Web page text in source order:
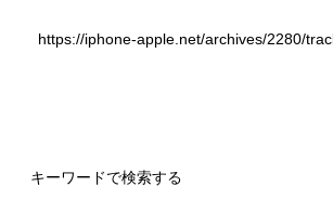
https://iphone-apple.net/archives/2280/